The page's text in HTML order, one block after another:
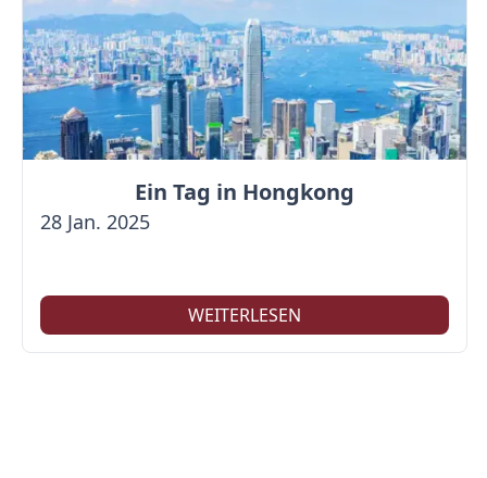
Ein Tag in Hongkong
28 Jan. 2025
WEITERLESEN